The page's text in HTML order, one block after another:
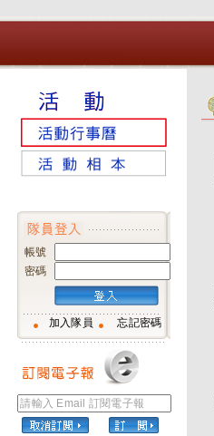
帳號
密碼
加入隊員 忘記密碼